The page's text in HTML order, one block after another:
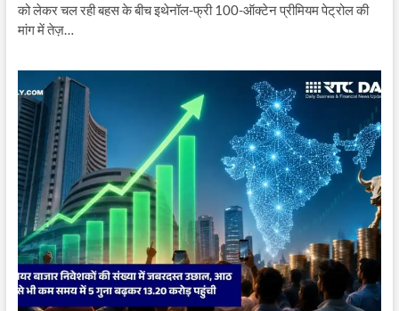
को लेकर चल रही बहस के बीच इथेनॉल-फ्री 100-ऑक्टेन प्रीमियम पेट्रोल की
मांग में तेज़…